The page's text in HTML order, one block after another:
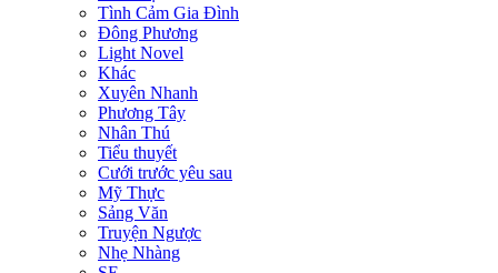
Tình Cảm Gia Đình
Đông Phương
Light Novel
Khác
Xuyên Nhanh
Phương Tây
Nhân Thú
Tiểu thuyết
Cưới trước yêu sau
Mỹ Thực
Sảng Văn
Truyện Ngược
Nhẹ Nhàng